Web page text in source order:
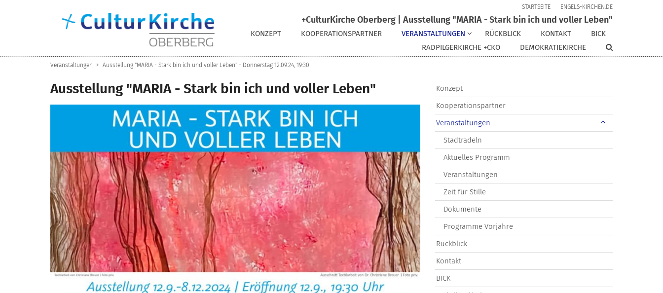
STARTSEITE ENGELS-KIRCHEN.DE
+CulturKirche Oberberg | Ausstellung "MARIA - Stark bin ich und voller Leben"
KONZEPT KOOPERATIONSPARTNER VERANSTALTUNGEN RÜCKBLICK KONTAKT
BICK
RADPILGERKIRCHE +CKO
DEMOKRATIEKIRCHE
Veranstaltungen Ausstellung "MARIA - Stark bin ich und voller Leben" - Donnerstag 12.09.24, 19:30
Ausstellung "MARIA - Stark bin ich und voller Leben"
Konzept
Kooperationspartner
Veranstaltungen
Stadtradeln
Aktuelles Programm
Veranstaltungen
Zeit für Stille
Dokumente
Programme Vorjahre
Rückblick
Kontakt
BICK